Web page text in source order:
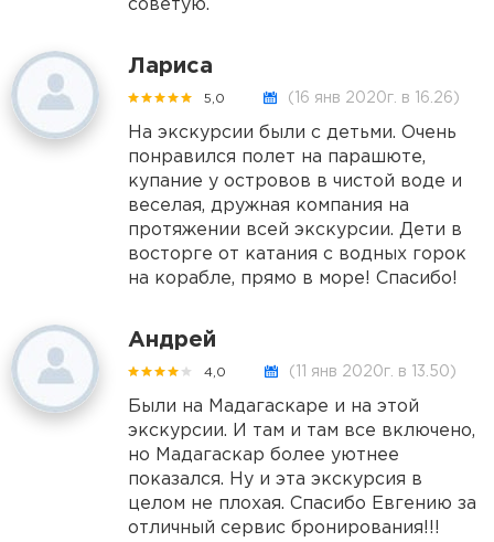
советую.
Лариса
5,0 (16 янв 2020г. в 16.26)
На экскурсии были с детьми. Очень
понравился полет на парашюте,
купание у островов в чистой воде и
веселая, дружная компания на
протяжении всей экскурсии. Дети в
восторге от катания с водных горок
на корабле, прямо в море! Спасибо!
Андрей
4,0 (11 янв 2020г. в 13.50)
Были на Мадагаскаре и на этой
экскурсии. И там и там все включено,
но Мадагаскар более уютнее
показался. Ну и эта экскурсия в
целом не плохая. Спасибо Евгению за
отличный сервис бронирования!!!